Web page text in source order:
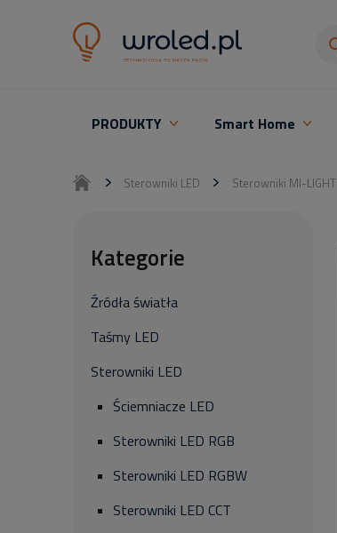
PRODUKTY Smart Home
Sterowniki LED Sterowniki MI-LIGHT
Kategorie
Źródła światła
Taśmy LED
Sterowniki LED
Ściemniacze LED
Sterowniki LED RGB
Sterowniki LED RGBW
Sterowniki LED CCT